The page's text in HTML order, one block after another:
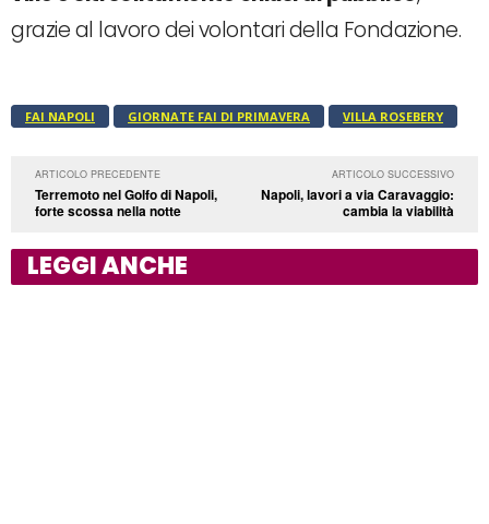
grazie al lavoro dei volontari della Fondazione.
FAI NAPOLI GIORNATE FAI DI PRIMAVERA VILLA ROSEBERY
ARTICOLO PRECEDENTE
Terremoto nel Golfo di Napoli,
forte scossa nella notte
ARTICOLO SUCCESSIVO
Napoli, lavori a via Caravaggio:
cambia la viabilità
LEGGI ANCHE